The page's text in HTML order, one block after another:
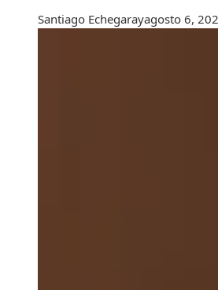
Santiago Echegarayagosto 6,